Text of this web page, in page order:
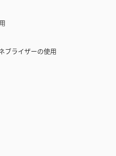
ブライザーの使用